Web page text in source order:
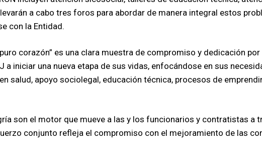
a cabo tres foros para abordar de manera integral estos
con la Entidad.
corazón” es una clara muestra de compromiso y dedicación
a iniciar una nueva etapa de sus vidas, enfocándose en sus
salud, apoyo sociolegal, educación técnica, procesos de
son el motor que mueve a las y los funcionarios y contratistas a
conjunto refleja el compromiso con el mejoramiento de las